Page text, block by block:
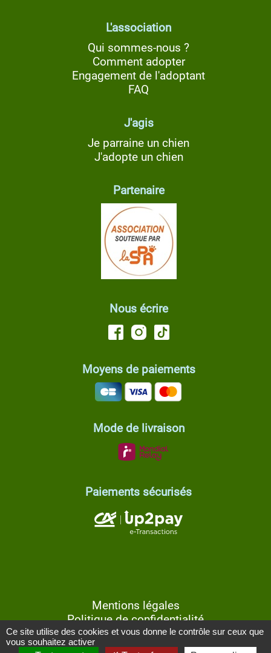
L'association
Qui sommes-nous ?
Comment adopter
Engagement de l'adoptant
FAQ
J'agis
Je parraine un chien
J'adopte un chien
Partenaire
Nous écrire
Moyens de paiements
Mode de livraison
Paiements sécurisés
Mentions légales
Politique de confidentialité
CGV
Gestion des cookies
Ce site utilise des cookies et vous donne le contrôle sur ceux que
vous souhaitez activer